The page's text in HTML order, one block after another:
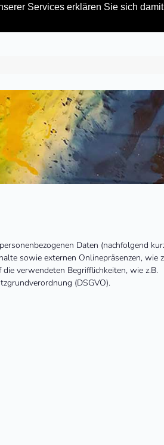
Services erklären Sie sich
Daten (nachfolgend
sowie externen Onlinepräsenzen, wie
verwendeten Begrifflichkeiten, wie z.B.
(DSGVO).